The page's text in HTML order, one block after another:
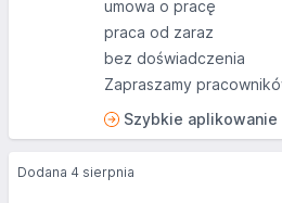
umowa o pracę
praca od zaraz
bez doświadczenia
Zapraszamy
Szybkie aplikowanie
Dodana 4 sierpnia